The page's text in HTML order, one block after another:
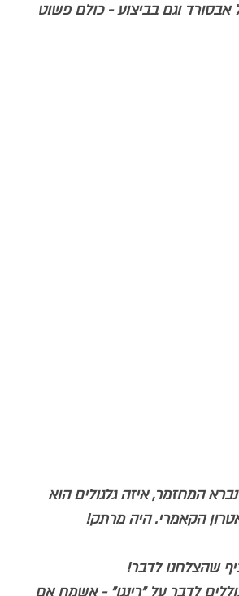
וגם בביצוע - כולם פשוט
המחזמר, איזה גלגולים הוא
הקאמרי. היה מרתק!
כיף שהצלחנו לדבר!